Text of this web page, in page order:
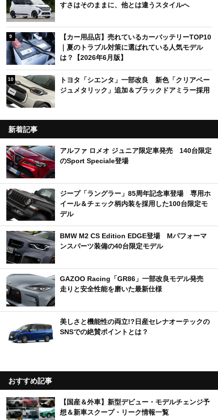
すさはそのままに、他とは違うスタイルへ
9
【カー用品店】売れているカーバッテリーTOP10
｜夏のトラブル対策に選ばれている人気モデル
は？【2026年6月版】
10
トヨタ「シエンタ」一部改良 新色「クリアベー
ジュメタリック」追加＆ブラックドアミラー採用
新着記事
アルファ ロメオ ジュニア限定車発売 140台限定
のSport Speciale登場
ジープ「ラングラー」85周年記念車登場 専用ホ
イール＆チェック柄内装を採用した100台限定モ
デル
BMW M2 CS Edition EDGE登場 Mパフォーマ
ンスパーツ装備の40台限定モデル
GAZOO Racing「GR86」一部改良モデル発売
走りと安全性能を磨いた最新仕様
美しさと機能性の両立!?日産セレナオーテックの
SNSでの絶賛ポイントとは？
おすすめ記事
【国産＆外車】新型デビュー・モデルチェンジ予
想＆新車スクープ・リーク情報一覧